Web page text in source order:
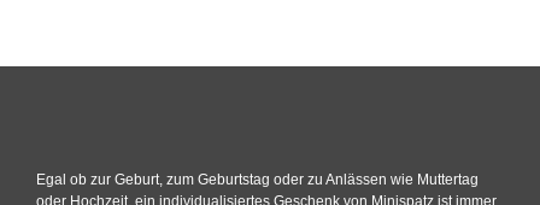
Egal ob zur Geburt, zum Geburtstag oder zu Anlässen wie Muttertag
oder Hochzeit, ein individualisiertes Geschenk von Minispatz ist immer